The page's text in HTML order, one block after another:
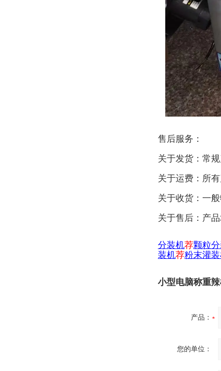
售后服务：
关于发货：常
关于运费：所
关于收货：一
关于售后：产
分装机荐颗粒
装机荐粉末灌
小型电脑称重
产品：
您的单位：